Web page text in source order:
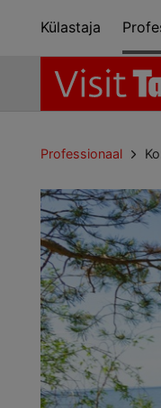
Külastaja
Professionaal